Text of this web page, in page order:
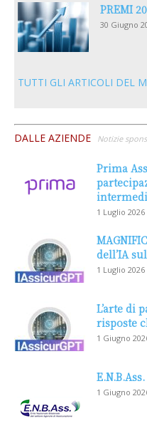
PREMI
30 Giugno
TUTTI GLI ARTICOLI DEL
DALLE AZIENDE Notizie
Prima
1 Luglio 2026
dell’IA
1 Luglio 2026
L’arte di
risposte
1 Giugno
1 Giugno